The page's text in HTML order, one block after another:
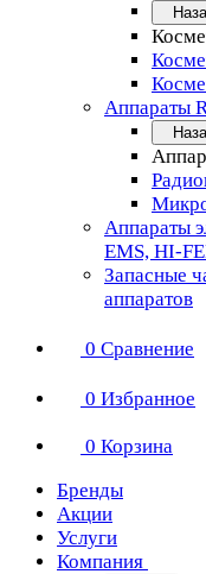
Аппараты
Аппараты
EMS, HI-
Запасные
аппаратов
0 Сравнение
0 Избранное
0 Корзина
Бренды
Акции
Услуги
Компания